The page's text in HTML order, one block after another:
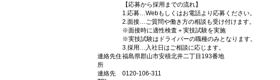
【応募から採用までの流れ】
1.応募…Webもしくはお電話より応募ください。
2.面接…ご質問や働き方の相談も受け付けます。
※面接時に適性検査＋実技試験を実施
※実技試験はドライバーの職種のみとなります。
3.採用…入社日はご相談に応じます。
連絡先住
所
福島県郡山市安積北井二丁目193番地
連絡先
0120-106-311